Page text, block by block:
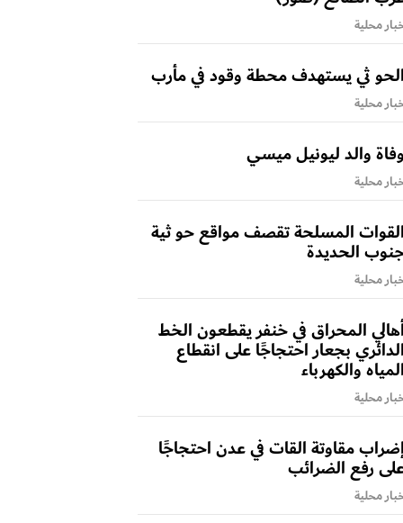
محلية
الحو ثي يستهدف محطة وقود في مأرب
محلية
وفاة والد ليونيل ميسي
محلية
القوات المسلحة تقصف مواقع حو ثية
الحديدة
محلية
المحراق في خنفر يقطعون الخط
الدائري بجعار احتجاجًا على انقطاع
المياه والكهرباء
محلية
مقاوتة القات في عدن احتجاجًا
رفع الضرائب
محلية